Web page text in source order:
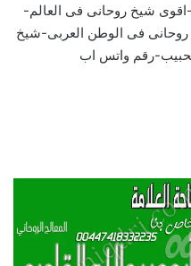
اقوى شيخ روحانى فى العالم-
فى الوطن العربى-شيخ
رقم واتس اب